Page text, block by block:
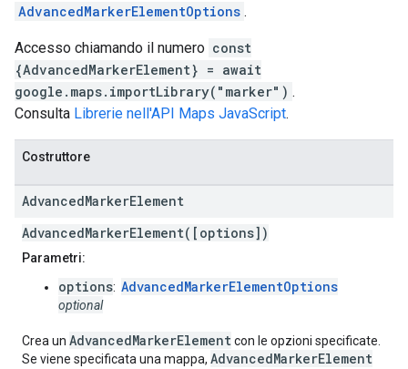
AdvancedMarkerElementOptions .
Accesso chiamando il numero const
{AdvancedMarkerElement} = await
google.maps.importLibrary("marker") .
Consulta Librerie nell'API Maps JavaScript.
Costruttore
AdvancedMarkerElement
AdvancedMarkerElement([options])
Parametri:
options: AdvancedMarkerElementOptions
optional
Crea un AdvancedMarkerElementcon le opzioni specificate.
Se viene specificata una mappa, AdvancedMarkerElement